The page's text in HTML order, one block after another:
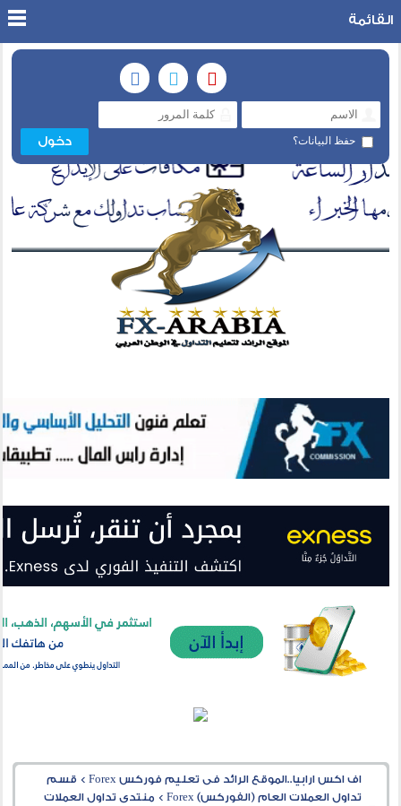
حفظ البيانات؟
القائمة
اف اكس ارابيا..الموقع الرائد فى تعليم فوركس Forex > قسم
تداول العملات العام (الفوركس) Forex
> منتدى تداول العملات